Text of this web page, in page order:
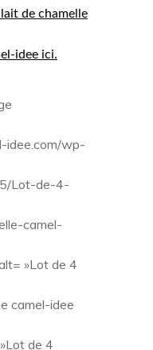
lait de chamelle
idee ici.
idee.com/wp-
Lot-de-4-
camel-
»Lot de 4
camel-idee
de 4